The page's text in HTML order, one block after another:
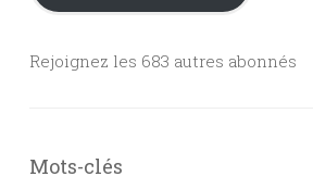
Rejoignez les 683 autres abonnés
Mots-clés